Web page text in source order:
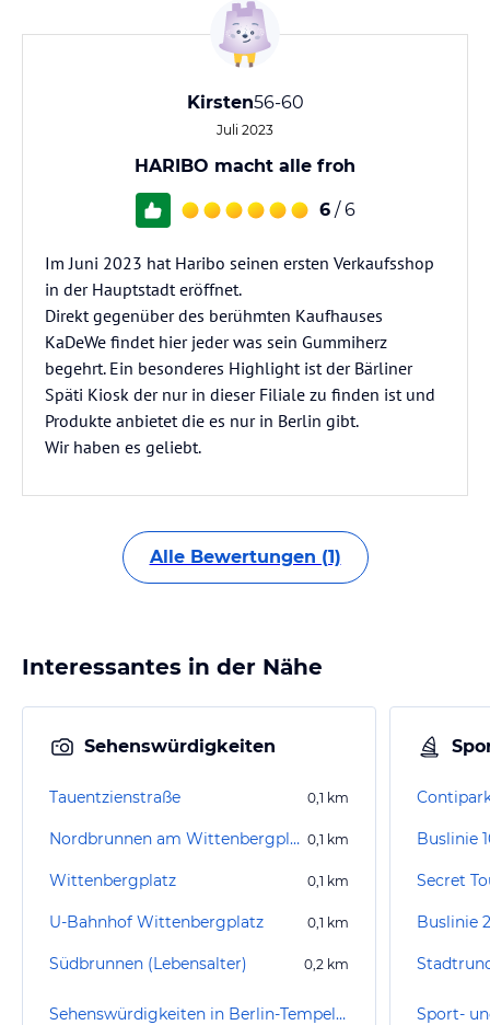
Kirsten56-60
Juli 2023
HARIBO macht alle froh
6 / 6
Im Juni 2023 hat Haribo seinen ersten Verkaufsshop
in der Hauptstadt eröffnet.
Direkt gegenüber des berühmten Kaufhauses
KaDeWe findet hier jeder was sein Gummiherz
begehrt. Ein besonderes Highlight ist der Bärliner
Späti Kiosk der nur in dieser Filiale zu finden ist und
Produkte anbietet die es nur in Berlin gibt.
Wir haben es geliebt.
Alle Bewertungen (1)
Interessantes in der Nähe
Sehenswürdigkeiten
Tauentzienstraße 0,1 km
Nordbrunnen am Wittenbergplatz 0,1 km
Wittenbergplatz 0,1 km
U-Bahnhof Wittenbergplatz 0,1 km
Südbrunnen (Lebensalter) 0,2 km
Sehenswürdigkeiten in Berlin-Tempelhof-Schöneberg
Buslinie
Secret
Buslinie